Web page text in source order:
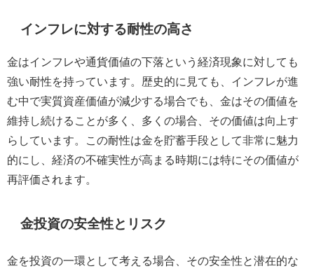
インフレに対する耐性の高さ
金はインフレや通貨価値の下落という経済現象に対しても
強い耐性を持っています。歴史的に見ても、インフレが進
む中で実質資産価値が減少する場合でも、金はその価値を
維持し続けることが多く、多くの場合、その価値は向上す
らしています。この耐性は金を貯蓄手段として非常に魅力
的にし、経済の不確実性が高まる時期には特にその価値が
再評価されます。
金投資の安全性とリスク
金を投資の一環として考える場合、その安全性と潜在的な